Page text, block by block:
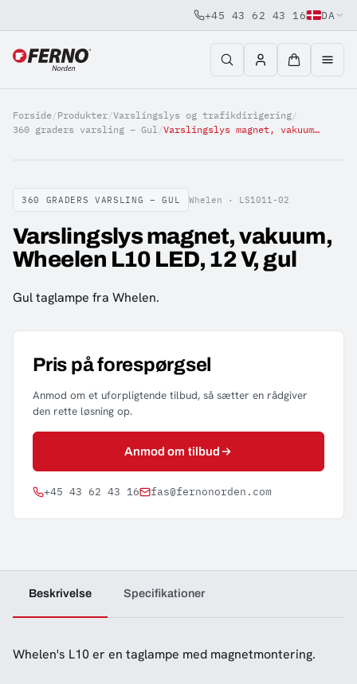
Jump to content
+45 43 62 43 16 DA
Forside/Produkter/Varslingslys og trafikdirigering/
360 graders varsling – Gul/ Varslingslys magnet, vakuum, Wheelen L10 LED, 12 V, gul
360 GRADERS VARSLING – GUL Whelen · LS1011-02
Varslingslys magnet, vakuum,
Wheelen L10 LED, 12 V, gul
Gul taglampe fra Whelen.
Pris på forespørgsel
Anmod om et uforpligtende tilbud, så sætter en rådgiver
den rette løsning op.
Anmod om tilbud
+45 43 62 43 16 fas@fernonorden.com
Beskrivelse Specifikationer
Whelen's L10 er en taglampe med magnetmontering.